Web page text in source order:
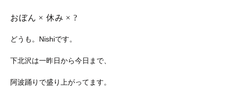
おぼん × 休み × ?
どうも。Nishiです。
下北沢は一昨日から今日まで、
阿波踊りで盛り上がってます。